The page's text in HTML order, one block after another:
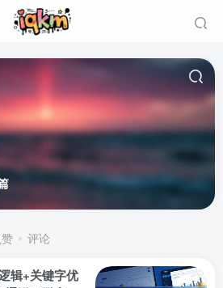
评论
辑+关键字优